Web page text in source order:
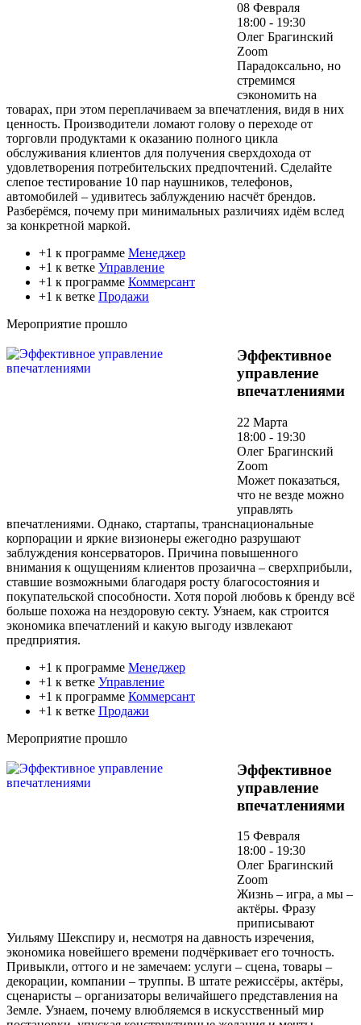
08 Февраля
18:00 - 19:30
Олег Брагинский
Zoom
Парадоксально, но
стремимся
сэкономить на
товарах, при этом переплачиваем за впечатления, видя в них
ценность. Производители ломают голову о переходе от
торговли продуктами к оказанию полного цикла
обслуживания клиентов для получения сверхдохода от
удовлетворения потребительских предпочтений. Сделайте
слепое тестирование 10 пар наушников, телефонов,
автомобилей – удивитесь заблуждению насчёт брендов.
Разберёмся, почему при минимальных различиях идём вслед
за конкретной маркой.
+1 к программе Менеджер
+1 к ветке Управление
+1 к программе Коммерсант
+1 к ветке Продажи
Мероприятие прошло
Эффективное
управление
впечатлениями
22 Марта
18:00 - 19:30
Олег Брагинский
Zoom
Может показаться,
что не везде можно
управлять
впечатлениями. Однако, стартапы, транснациональные
корпорации и яркие визионеры ежегодно разрушают
заблуждения консерваторов. Причина повышенного
внимания к ощущениям клиентов прозаична – сверхприбыли,
ставшие возможными благодаря росту благосостояния и
покупательской способности. Хотя порой любовь к бренду всё
больше похожа на нездоровую секту. Узнаем, как строится
экономика впечатлений и какую выгоду извлекают
предприятия.
+1 к программе Менеджер
+1 к ветке Управление
+1 к программе Коммерсант
+1 к ветке Продажи
Мероприятие прошло
Эффективное
управление
впечатлениями
15 Февраля
18:00 - 19:30
Олег Брагинский
Zoom
Жизнь – игра, а мы –
актёры. Фразу
приписывают
Уильяму Шекспиру и, несмотря на давность изречения,
экономика новейшего времени подчёркивает его точность.
Привыкли, оттого и не замечаем: услуги – сцена, товары –
декорации, компании – труппы. В штате режиссёры, актёры,
сценаристы – организаторы величайшего представления на
Земле. Узнаем, почему влюбляемся в искусственный мир